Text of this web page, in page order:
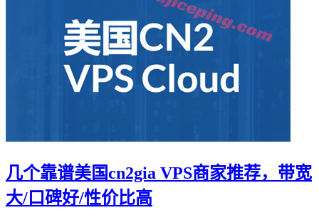
几个靠谱美国cn2gia VPS商家推荐，带宽
大/口碑好/性价比高